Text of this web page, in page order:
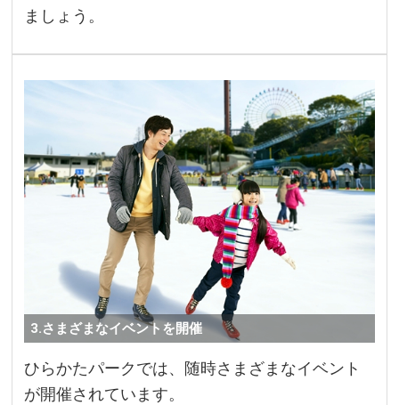
ましょう。
3.さまざまなイベントを開催
ひらかたパークでは、随時さまざまなイベント
が開催されています。